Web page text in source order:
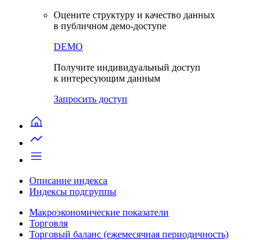
Оцените структуру и качество данных
в публичном демо-доступе
DEMO
Получите индивидуальный доступ
к интересующим данным
Запросить доступ
Описание индекса
Индексы подгруппы
Макроэкономические показатели
Торговля
Торговый баланс (ежемесячная периодичность)